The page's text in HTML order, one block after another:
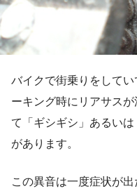
バイクで街乗りをして
ーキング時にリアサス
て「ギシギシ」あるい
があります。
この異音は一度症状が